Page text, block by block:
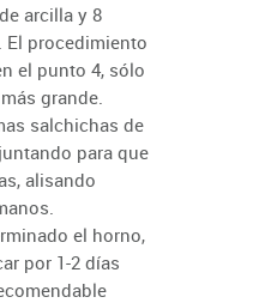
arcilla y 8
El procedimiento
el punto 4, sólo
grande.
salchichas de
para que
alisando
el horno,
por 1-2 días